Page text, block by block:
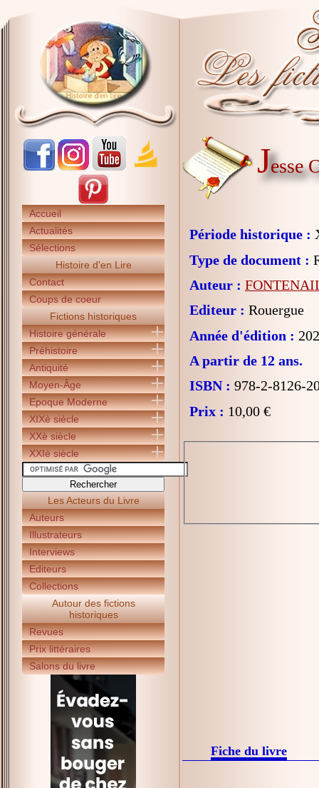
Accueil
Actualités
Sélections
Histoire d'en Lire
Contact
Coups de coeur
Fictions historiques
Histoire générale
Préhistoire
Antiquité
Moyen-Âge
Epoque Moderne
XIXè siècle
XXè siècle
XXIè siècle
Les Acteurs du Livre
Auteurs
Illustrateurs
Interviews
Editeurs
Collections
Autour des fictions
historiques
Revues
Prix littéraires
Salons du livre
Jesse
Période historique :
Type de document :
Auteur :
Editeur : Rouergue
Année d'édition :
A partir de 12 ans.
ISBN : 978-2-8126-
Prix : 10,00 €
Fiche du livre